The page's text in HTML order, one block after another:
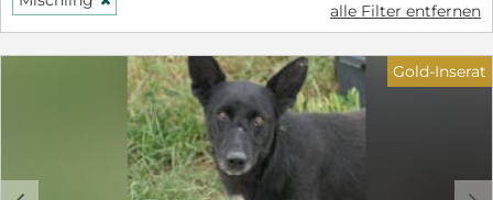
alle Filter entfernen
Gold-Inserat